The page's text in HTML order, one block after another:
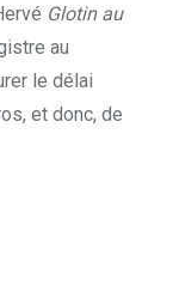
Glotin au
au
le délai
et donc, de